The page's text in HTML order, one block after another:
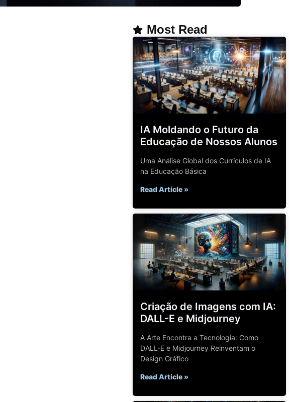
Most Read
IA Moldando o Futuro da
Educação de Nossos Alunos
Uma Análise Global dos Currículos de IA
na Educação Básica
Read Article »
Criação de Imagens com IA:
DALL-E e Midjourney
A Arte Encontra a Tecnologia: Como
DALL-E e Midjourney Reinventam o
Design Gráfico
Read Article »